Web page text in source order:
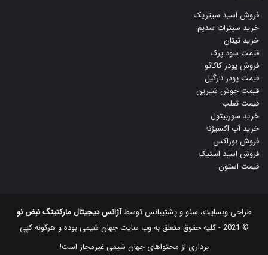
فروش اسید سیتریک
خرید سیترات سدیم
خرید تیتان
قیمت سود پرک
فروش پودر کاکائو
قیمت پودر نارگیل
قیمت جوش شیرین
قیمت ثعلب
خرید سوربیتول
خرید آب اکسیژنه
فروش بوراکس
فروش اسید استیک
قیمت استون
طراحی وبسایت، سئو و پشتیبانس توسطآژانس دیجیتال مارکتینگ نبض نو
© 2021 - کلیه حقوق متعلق به وب سایت جهان شیمی بوده و هرگونه کپی
‌برداری از محتواهای جهان شیمی غیرمجاز است!